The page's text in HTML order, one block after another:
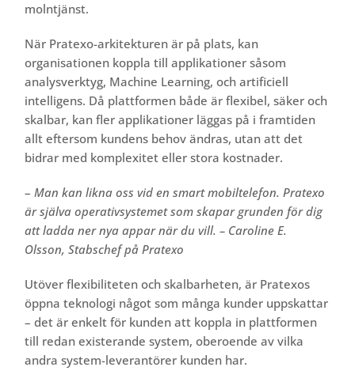
molntjänst.
När Pratexo-arkitekturen är på plats, kan
organisationen koppla till applikationer såsom
analysverktyg, Machine Learning, och artificiell
intelligens. Då plattformen både är flexibel, säker och
skalbar, kan fler applikationer läggas på i framtiden
allt eftersom kundens behov ändras, utan att det
bidrar med komplexitet eller stora kostnader.
–Man kan likna oss vid en smart mobiltelefon. Pratexo
är själva operativsystemet som skapar grunden för dig
att ladda ner nya appar när du vill. – Caroline E.
Olsson, Stabschef på Pratexo
Utöver flexibiliteten och skalbarheten, är Pratexos
öppna teknologi något som många kunder uppskattar
– det är enkelt för kunden att koppla in plattformen
till redan existerande system, oberoende av vilka
andra system-leverantörer kunden har.